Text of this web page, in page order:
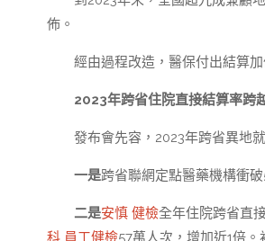
佈。
經由過程改造，醫保付出結算
2023年跨省住院直接結算率跨
發布會先容，2023年跨省異地
一是跨省聯網定點醫藥機構衝
二是安慎 健檢全年住院跨省直
科 員工健檢57萬人次，增加近1倍